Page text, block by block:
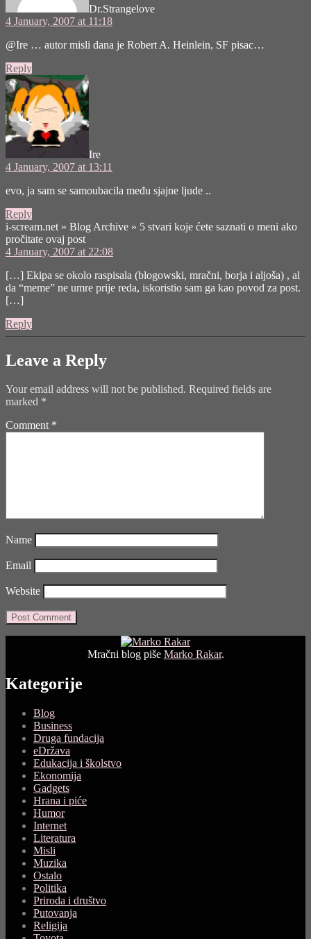
Dr.Strangelove
4 January, 2007 at 11:18
@Ire … autor misli dana je Robert A. Heinlein, SF pisac…
Reply
Ire
4 January, 2007 at 13:11
evo, ja sam se samoubacila među sjajne ljude ..
Reply
i-scream.net » Blog Archive » 5 stvari koje ćete saznati o meni ako
pročitate ovaj postsays:
4 January, 2007 at 22:08
[…] Ekipa se okolo raspisala (blogowski, mračni, borja i aljoša) , al
da “meme” ne umre prije reda, iskoristio sam ga kao povod za post.
[…]
Reply
Leave a Reply
Your email address will not be published. Required fields are
marked *
Comment *
Name
Email
Website
Mračni blog piše Marko Rakar.
Kategorije
Blog
Business
Druga fundacija
eDržava
Edukacija i školstvo
Ekonomija
Gadgets
Hrana i piće
Humor
Internet
Literatura
Misli
Muzika
Ostalo
Politika
Priroda i društvo
Putovanja
Religija